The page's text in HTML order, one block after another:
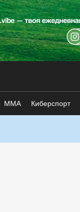
ММА Киберспорт